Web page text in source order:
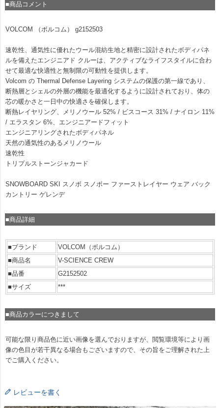
■商品コメント
VOLCOM （ボルコム） g2152503
速乾性、通気性に優れたウール混紡生地と精密に設計されたボディパネ
ルを備えたエンジニアド クルーは、アクティブなライフスタイルに合わ
せて最適な快適性と無制限の可動性を提供します。
Volcom の Thermal Defense Layering システムの保護の第一線であり、
断熱層とシェルの外層の機能を最適化するように設計されており、体の
芯の暖かさと一日中の快適さを確保します。
断熱レイヤリング、メリノウール 52% / ビスコース 31% / ナイロン 11%
/ エラスタン 6%、エンジニアードフィット
エンジニアリングされたボディパネル
天然の通気性のあるメリノウール
速乾性
トリプルストーンジャカード
SNOWBOARD SKI スノボ スノボー ファーストレイヤー ウェア バック
カントリー ゲレンデ
■商品詳細
■ブランド
VOLCOM（ボルコム）
■商品名
V-SCIENCE CREW
■品番
G2152502
■サイズ
***
■商品カラーにつきまして
可能な限り商品色に近い画像を選んでおりますが、閲覧環境等により画
像の色目が若干異なる場合もございますので、その旨をご理解された上
でご購入ください。
レビューを書く